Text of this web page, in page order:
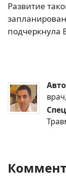
Развитие
подчеркнула